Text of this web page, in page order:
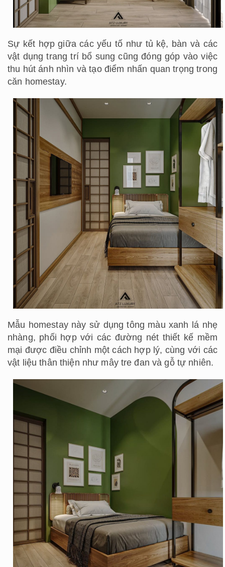
Sự kết hợp giữa các yếu tố như tủ kệ, bàn và các
vật dụng trang trí bổ sung cũng đóng góp vào việc
thu hút ánh nhìn và tạo điểm nhấn quan trọng trong
căn homestay.
Mẫu homestay này sử dụng tông màu xanh lá nhẹ
nhàng, phối hợp với các đường nét thiết kế mềm
mại được điều chỉnh một cách hợp lý, cùng với các
vật liệu thân thiện như mây tre đan và gỗ tự nhiên.